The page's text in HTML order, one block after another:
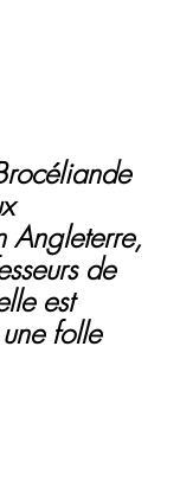
Angleterre,
de
est
folle